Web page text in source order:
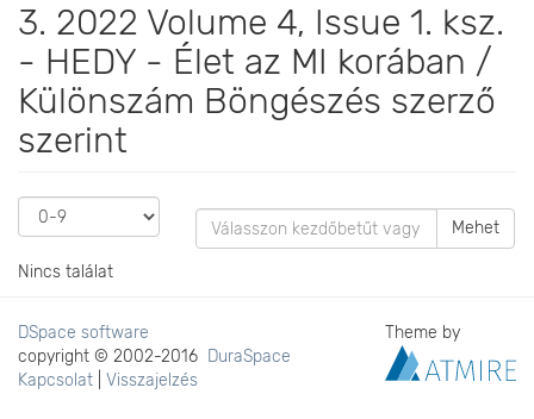
3. 2022 Volume 4, Issue 1. ksz.
- HEDY - Élet az MI korában /
Különszám Böngészés szerző
szerint
Mehet
Nincs találat
DSpace software
copyright © 2002-2016 DuraSpace
Kapcsolat
Visszajelzés
Theme by